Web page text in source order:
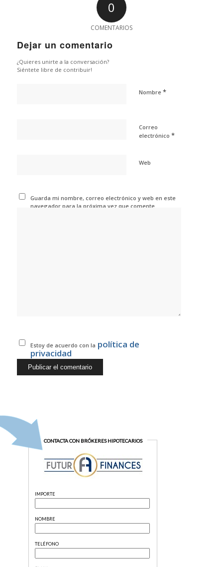
0
COMENTARIOS
Dejar un comentario
¿Quieres unirte a la conversación?
Siéntete libre de contribuir!
Nombre *
Correo
electrónico *
Web
Guarda mi nombre, correo electrónico y web en este
navegador para la próxima vez que comente.
Estoy de acuerdo con la política de
privacidad